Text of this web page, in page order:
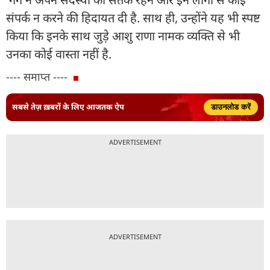
संपर्क न करने की हिदायत दी है. साथ ही, उन्होंने यह भी स्पष्ट
किया कि इनके साथ जुड़े आशु राणा नामक व्यक्ति से भी
उनका कोई वास्ता नहीं है.
---- समाप्त ----
सबसे तेज़ ख़बरों के लिए आजतक ऐप डाउनलोड करें
ADVERTISEMENT
ADVERTISEMENT